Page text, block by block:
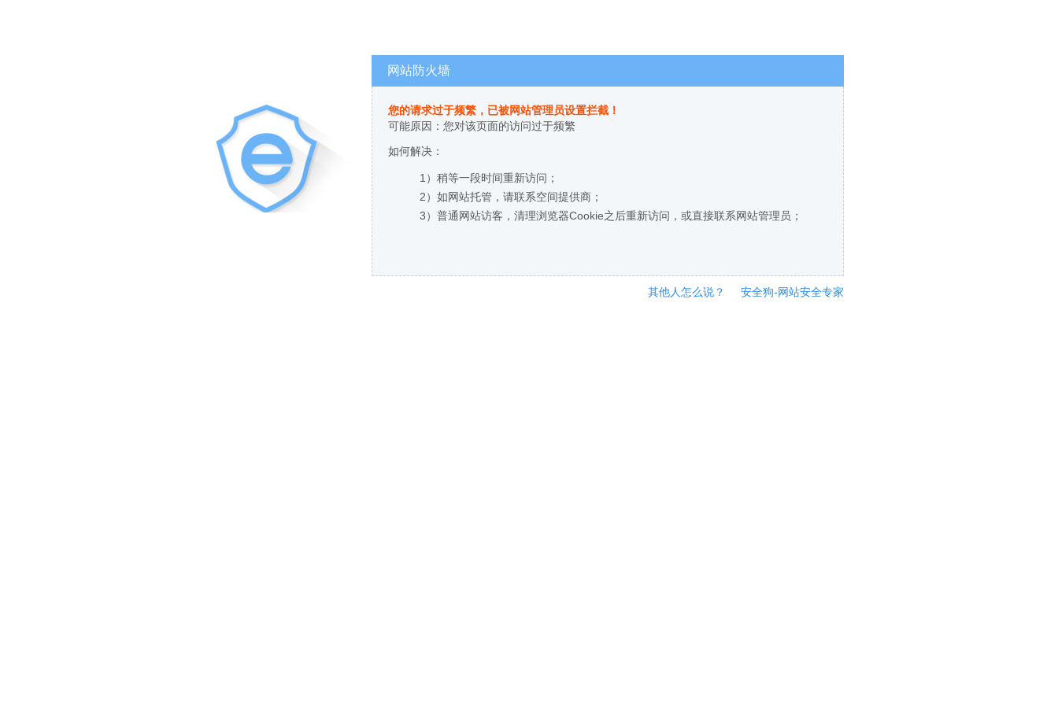
网站防火墙
您的请求过于频繁，已被网站管理员设置拦截！
可能原因：您对该页面的访问过于频繁
如何解决：
1）稍等一段时间重新访问；
2）如网站托管，请联系空间提供商；
3）普通网站访客，清理浏览器Cookie之后重新访问，或直接联系网站管理员；
其他人怎么说？ 安全狗-网站安全专家